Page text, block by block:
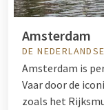
Amsterdam
DE
Amsterdam is
Vaar door de
zoals het